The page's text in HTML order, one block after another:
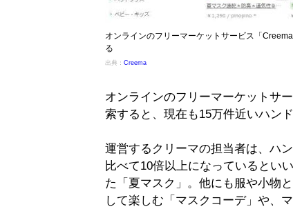
オンラインのフリーマーケットサービス「
る
出典： Creema
オンラインのフリーマーケットサ
索すると、現在も15万件近いハン
運営するクリーマの担当者は、ハ
比べて10倍以上になっているとい
た「夏マスク」。他にも服や小物
して楽しむ「マスクコーデ」や、